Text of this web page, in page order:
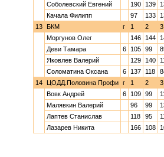
Соболевский Евгений
190 139
Качала Филипп
97 133
13
БКМ г 1 2
3
Моргунов Олег
146 144
Деви Тамара
6 105 99
Яковлев Валерий
129 140
Соломатина Оксана
6 137 118
14
ЦОДД.Половина Профи г 1 2
3
Вовк Андрей
6 109 99
Малявкин Валерий
96 99
Лаптев Станислав
118 95
Лазарев Никита
166 108